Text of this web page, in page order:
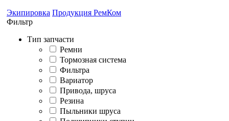
Экипировка Продукция РемКом
Фильтр
Тип запчасти
Ремни
Тормозная система
Фильтра
Вариатор
Привода, шруса
Резина
Пыльники шруса